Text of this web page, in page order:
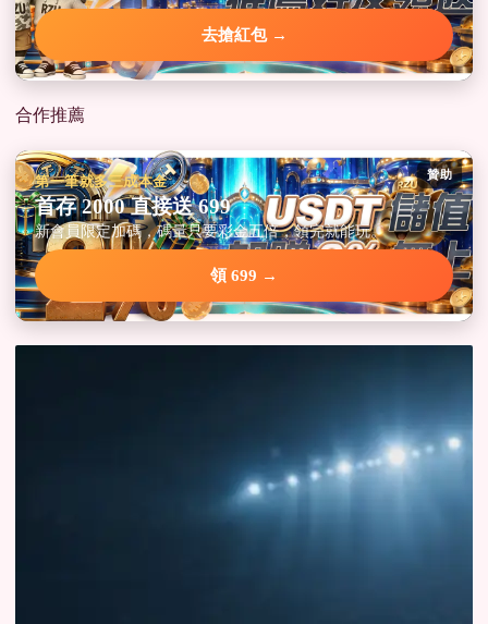
去搶紅包 →
合作推薦
贊助
第一筆就多三成本金
首存 2000 直接送 699
新會員限定加碼，碼量只要彩金五倍，領完就能玩。
領 699 →